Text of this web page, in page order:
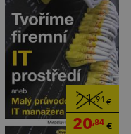
21,94€
20,84€